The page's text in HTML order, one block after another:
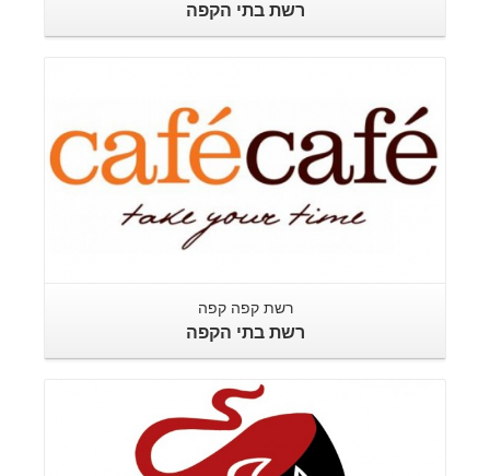
רשת בתי הקפה
רשת קפה קפה
רשת בתי הקפה